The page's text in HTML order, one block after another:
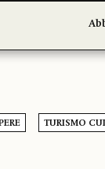
TURISMO